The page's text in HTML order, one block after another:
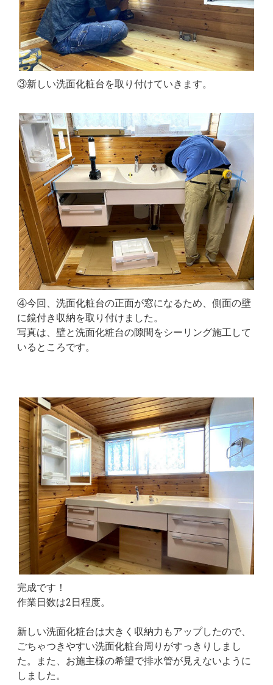
③新しい洗面化粧台を取り付けていきます。
④今回、洗面化粧台の正面が窓になるため、側面の壁
に鏡付き収納を取り付けました。
写真は、壁と洗面化粧台の隙間をシーリング施工して
いるところです。
完成です！
作業日数は2日程度。
新しい洗面化粧台は大きく収納力もアップしたので、
ごちゃつきやすい洗面化粧台周りがすっきりしまし
た。また、お施主様の希望で排水管が見えないように
しました。